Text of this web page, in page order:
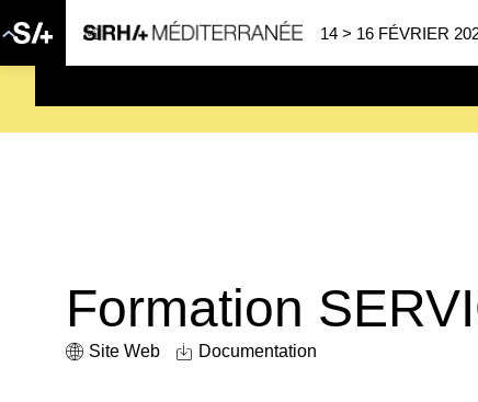
14 > 16 FÉVRIER
Formation
Site Web Documentation